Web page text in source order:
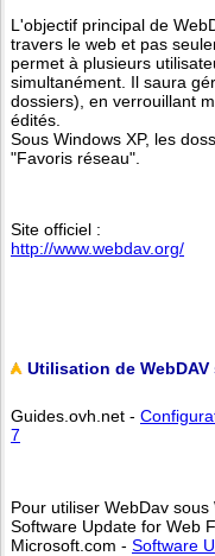
L'objectif principal de
travers le web et pas
permet à plusieurs
simultanément. Il saura
dossiers), en verrouillant
édités.
Sous Windows XP, les
"Favoris réseau".
Site officiel :
http://www.webdav.org/
Utilisation de
Guides.ovh.net -
7
Pour utiliser WebDav
Software Update for Web
Microsoft.com - Software